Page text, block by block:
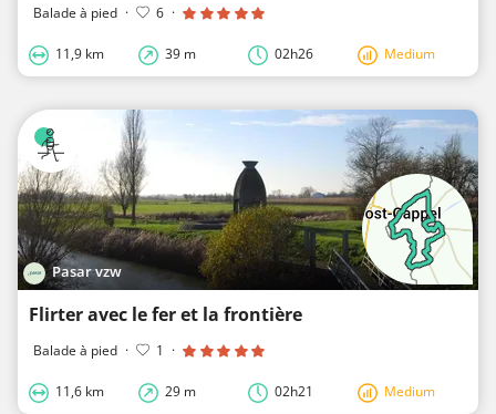
Balade à pied · 6 ·
11,9 km 39 m 02h26 Medium
Pasar vzw
Flirter avec le fer et la frontière
Balade à pied · 1 ·
11,6 km 29 m 02h21 Medium